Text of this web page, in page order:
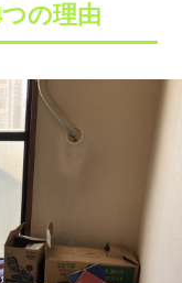
の理由